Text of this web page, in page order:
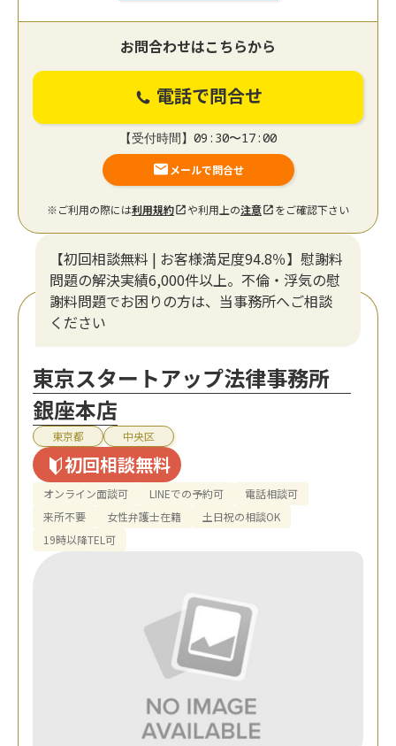
お問合わせはこちらから
電話で問合せ
【受付時間】09:30〜17:00
メールで問合せ
※ご利用の際には利用規約 や利用上の注意 をご確認下さい
【初回相談無料 | お客様満足度94.8％】慰謝料
問題の解決実績6,000件以上。不倫・浮気の慰
謝料問題でお困りの方は、当事務所へご相談
ください
東京スタートアップ法律事務所
銀座本店
東京都 中央区
初回相談無料
オンライン面談可 LINEでの予約可
電話相談可
来所不要
女性弁護士在籍
土日祝の相談OK
19時以降TEL可